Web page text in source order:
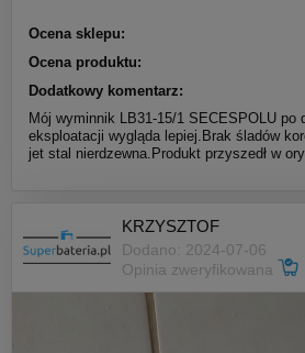
Ocena sklepu:
Ocena produktu:
Dodatkowy komentarz:
Mój wyminnik LB31-15/1 SECESPOLU po
eksploatacji wygląda lepiej.Brak śladów
jet stal nierdzewna.Produkt przyszedł w
KRZYSZTOF
Dodano: 2024-07-06
Opinia zweryfikowana